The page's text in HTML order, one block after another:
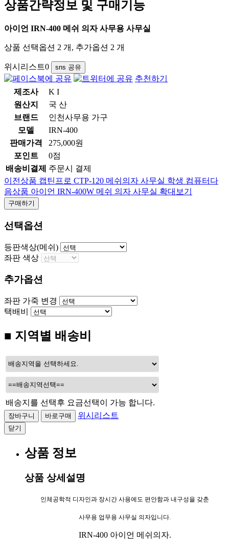
상품간략정보 및 구매기능
아이언 IRN-400 메쉬 의자 사무용 사무실
상품 선택옵션 2 개, 추가옵션 2 개
위시리스트0 sns 공유
추천하기
제조사
K I
원산지
국 산
브랜드
인천사무용 가구
모델
IRN-400
판매가격
275,000원
포인트
0점
배송비결제
주문시 결제
이전상품 캡틴프로 CTP-120 메쉬의자 사무실 학생 컴퓨터 다
음상품 아이언 IRN-400W 메쉬 의자 사무실 확대보기
구매하기
선택옵션
등판색상(메쉬)
좌판 색상
추가옵션
좌판 가죽 변경
택배비
■ 지역별 배송비
배송지를 선택후 요금선택이 가능 합니다.
위시리스트
닫기
상품 정보
상품 상세설명
인체공학적 디자인과 장시간 사용에도 편안함과 내구성을 갖춘
사무용 업무용 사무실 의자입니다.
IRN-400 아이언 메쉬의자.